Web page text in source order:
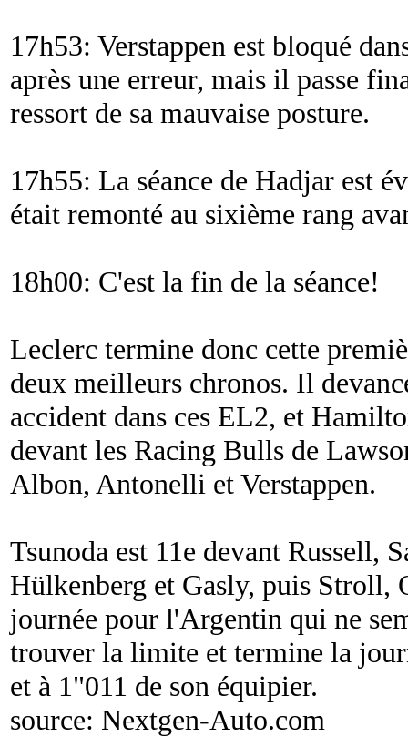
17h53: Verstappen est bloqué
après une erreur, mais il passe
ressort de sa mauvaise posture.
17h55: La séance de Hadjar est
était remonté au sixième rang
18h00: C'est la fin de la séance!
Leclerc termine donc cette
deux meilleurs chronos. Il
accident dans ces EL2, et
devant les Racing Bulls de
Albon, Antonelli et Verstappen.
Tsunoda est 11e devant Russell,
Hülkenberg et Gasly, puis Stroll,
journée pour l'Argentin qui ne
trouver la limite et termine la
et à 1"011 de son équipier.
source: Nextgen-Auto.com